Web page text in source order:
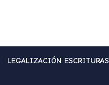
LEGALIZACIÓN ESCRITURAS